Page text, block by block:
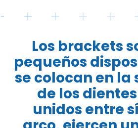
Los brackets
pequeños
se colocan en la
de los
unidos entre